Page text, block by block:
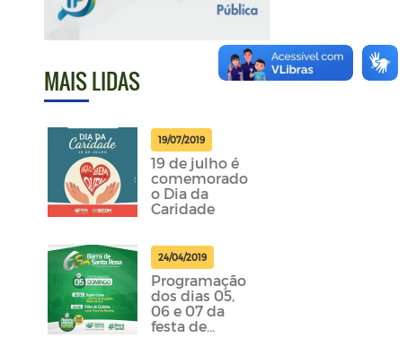
MAIS LIDAS
19/07/2019
19 de julho é
comemorado
o Dia da
Caridade
24/04/2019
Programação
dos dias 05,
06 e 07 da
festa de